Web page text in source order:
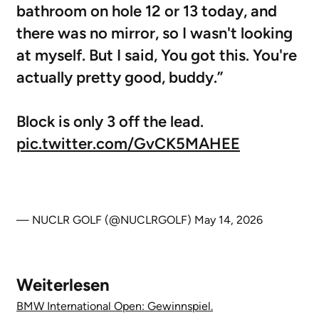
bathroom on hole 12 or 13 today, and
there was no mirror, so I wasn't looking
at myself. But I said, You got this. You're
actually pretty good, buddy.”
Block is only 3 off the lead.
pic.twitter.com/GvCK5MAHEE
— NUCLR GOLF (@NUCLRGOLF) May 14, 2026
Weiterlesen
BMW International Open: Gewinnspiel.